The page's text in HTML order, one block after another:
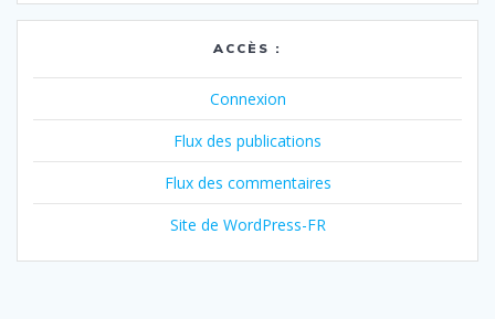
ACCÈS :
Connexion
Flux des publications
Flux des commentaires
Site de WordPress-FR